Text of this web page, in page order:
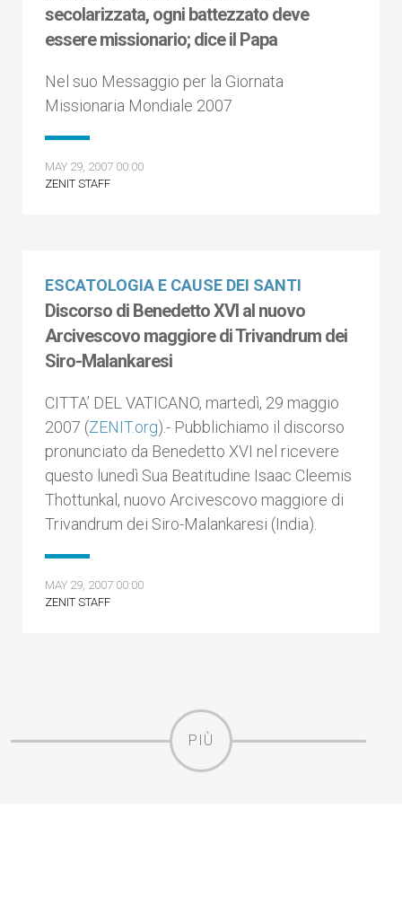
secolarizzata, ogni battezzato deve
essere missionario; dice il Papa
Nel suo Messaggio per la Giornata
Missionaria Mondiale 2007
MAY 29, 2007 00:00
ZENIT STAFF
ESCATOLOGIA E CAUSE DEI SANTI
Discorso di Benedetto XVI al nuovo
Arcivescovo maggiore di Trivandrum dei
Siro-Malankaresi
CITTA’ DEL VATICANO, martedì, 29 maggio
2007 (ZENIT.org).- Pubblichiamo il discorso
pronunciato da Benedetto XVI nel ricevere
questo lunedì Sua Beatitudine Isaac Cleemis
Thottunkal, nuovo Arcivescovo maggiore di
Trivandrum dei Siro-Malankaresi (India).
MAY 29, 2007 00:00
ZENIT STAFF
PIÙ